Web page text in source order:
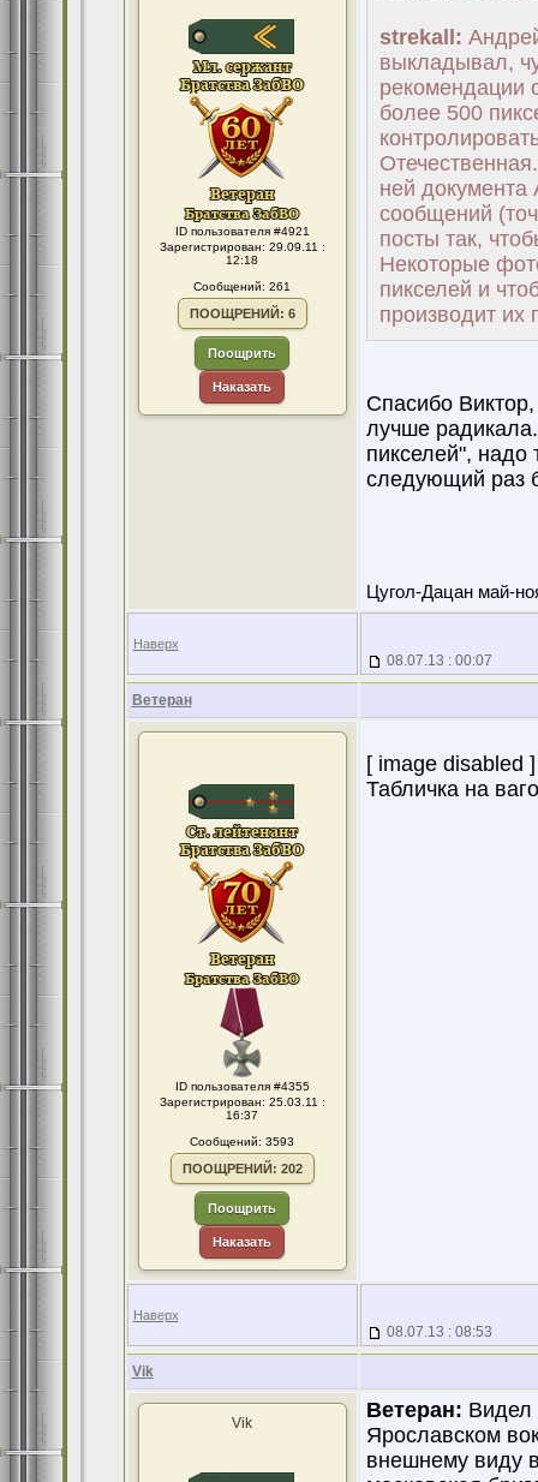
ID пользователя #4921
Зарегистрирован: 29.09.11 :
12:18
Сообщений: 261
ПООЩРЕНИЙ: 6
Поощрить
Наказать
strekall:
выкладывал,
рекомендации
более 500
ней
сообщений
посты так,
Некоторые
пикселей и
производит их
Спасибо
лучше
пикселей", надо
следующий раз
Цугол-Дацан май-
Наверх
08.07.13 : 00:07
Ветеран
ID пользователя #4355
Зарегистрирован: 25.03.11 :
16:37
Сообщений: 3593
ПООЩРЕНИЙ: 202
Поощрить
Наказать
[ image disabled ]
Табличка на
Наверх
08.07.13 : 08:53
Vik
Vik
Ветеран: Видел
Ярославском
внешнему виду